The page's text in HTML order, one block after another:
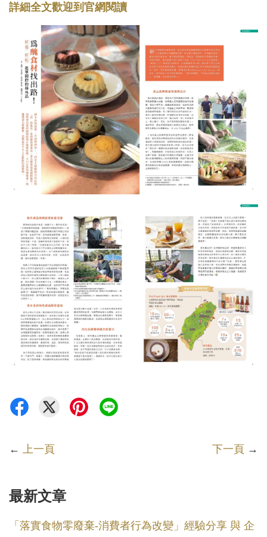
詳細全文歡迎到官網閱讀
← 上一頁 下一頁 →
最新文章
「落實食物零廢棄-消費者行為改變」經驗分享 與 企